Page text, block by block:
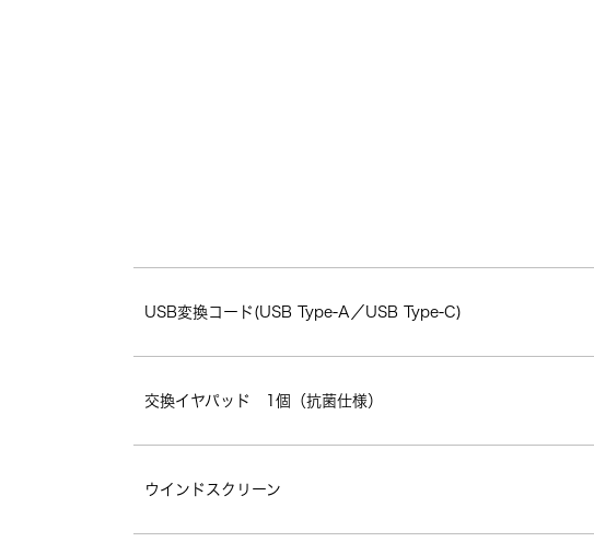
USB変換コード(USB Type-A／USB Type-C)
交換イヤパッド　1個（抗菌仕様）
ウインドスクリーン